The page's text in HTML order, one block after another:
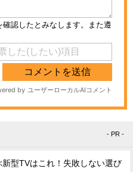
- PR -
新型TVはこれ！失敗しない選び